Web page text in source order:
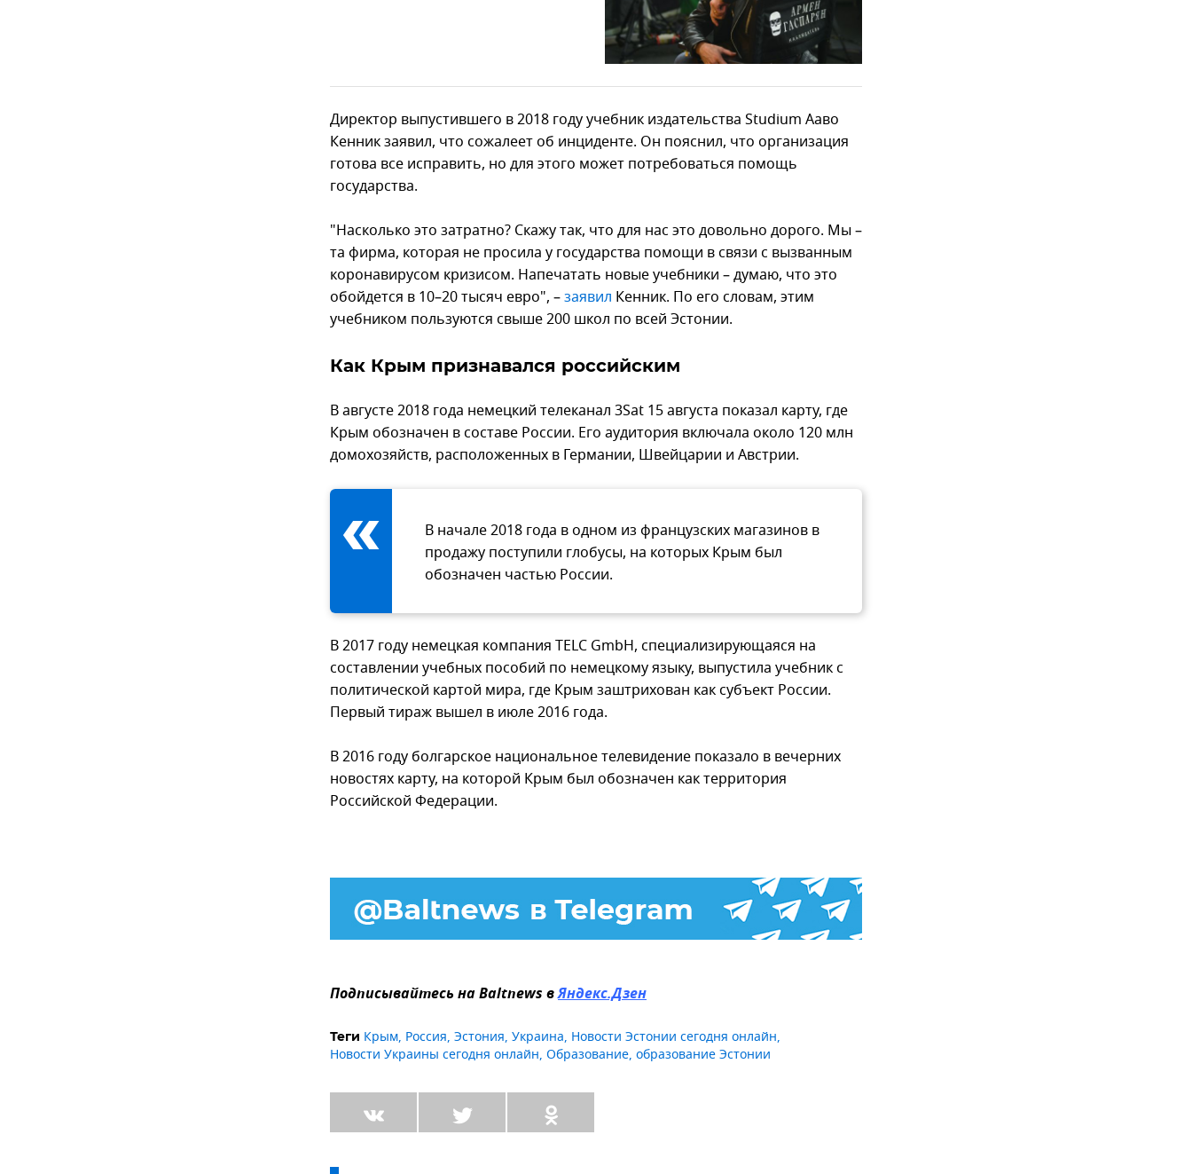
Директор выпустившего в 2018 году учебник издательства Studium Ааво
Кенник заявил, что сожалеет об инциденте. Он пояснил, что организация
готова все исправить, но для этого может потребоваться помощь
государства.
"Насколько это затратно? Скажу так, что для нас это довольно дорого. Мы –
та фирма, которая не просила у государства помощи в связи с вызванным
коронавирусом кризисом. Напечатать новые учебники – думаю, что это
обойдется в 10–20 тысяч евро", –заявил Кенник. По его словам, этим
учебником пользуются свыше 200 школ по всей Эстонии.
Как Крым признавался российским
В августе 2018 года немецкий телеканал 3Sat 15 августа показал карту, где
Крым обозначен в составе России. Его аудитория включала около 120 млн
домохозяйств, расположенных в Германии, Швейцарии и Австрии.
В начале 2018 года в одном из французских магазинов в
продажу поступили глобусы, на которых Крым был
обозначен частью России.
В 2017 году немецкая компания TELC GmbH, специализирующаяся на
составлении учебных пособий по немецкому языку, выпустила учебник с
политической картой мира, где Крым заштрихован как субъект России.
Первый тираж вышел в июле 2016 года.
В 2016 году болгарское национальное телевидение показало в вечерних
новостях карту, на которой Крым был обозначен как территория
Российской Федерации.
Подписывайтесь на Baltnews вЯндекс.Дзен
Теги Крым, Россия, Эстония, Украина, Новости Эстонии сегодня онлайн,
Новости Украины сегодня онлайн, Образование, образование Эстонии